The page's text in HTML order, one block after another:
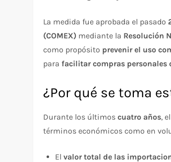
La medida fue aprobada el pasado
(COMEX) mediante la Resolución
como propósito prevenir el uso
parafacilitar compras personales
¿Por qué se toma
Durante los últimoscuatro años,
términos económicos como en
Elvalor total de las